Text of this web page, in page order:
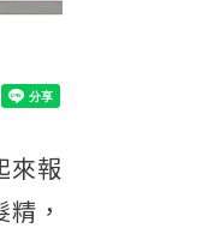
來報
，